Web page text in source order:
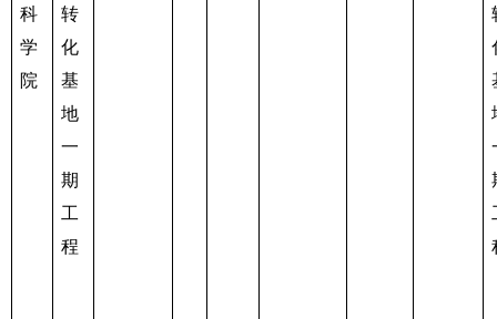
科
学
院
转
化
基
地
一
期
工
程